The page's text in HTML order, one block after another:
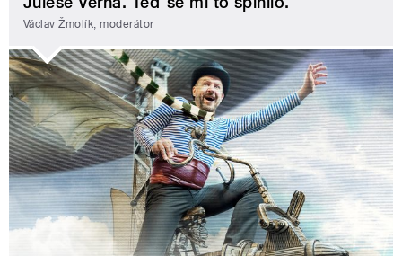
Václav Žmolík, moderátor